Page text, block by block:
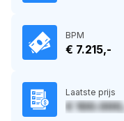
BPM
€ 7.215,-
Laatste prijs
€